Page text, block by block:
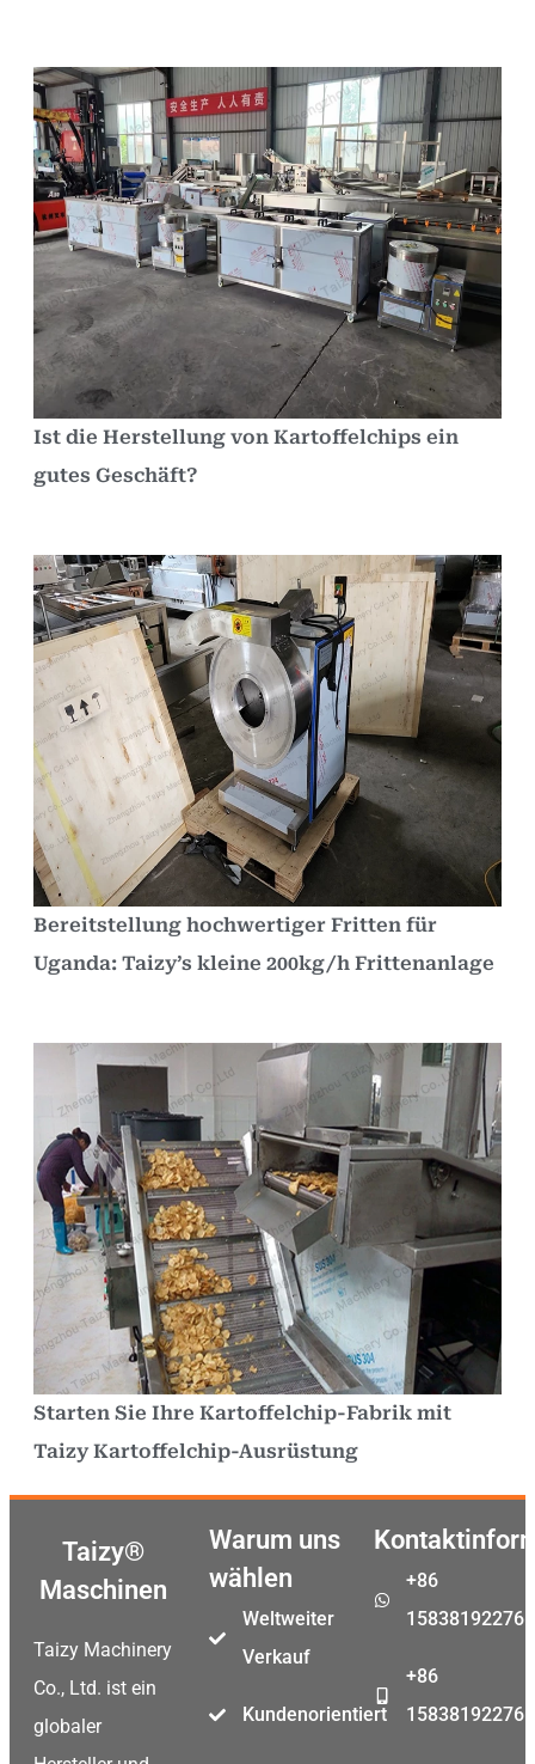
Ist die Herstellung von Kartoffelchips ein
gutes Geschäft?
Bereitstellung hochwertiger Fritten für
Uganda: Taizy’s kleine 200kg/h Frittenanlage
Starten Sie Ihre Kartoffelchip-Fabrik mit
Taizy Kartoffelchip-Ausrüstung
Taizy®
Maschinen
Taizy Machinery
Co., Ltd. ist ein
globaler
Warum uns
wählen
Weltweiter
Verkauf
Kundenorientiert
+86
15838192276
+86
15838192276